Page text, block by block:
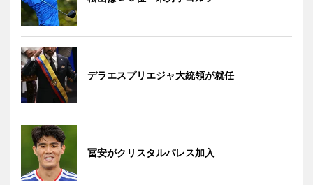
デラエスプリエジャ大統領が就任
冨安がクリスタルパレス加入